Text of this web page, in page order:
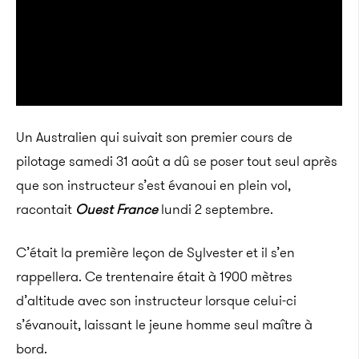
Un Australien qui suivait son premier cours de
pilotage samedi 31 août a dû se poser tout seul après
que son instructeur s’est évanoui en plein vol,
racontait Ouest Francelundi 2 septembre.
C’était la première leçon de Sylvester et il s’en
rappellera. Ce trentenaire était à 1900 mètres
d’altitude avec son instructeur lorsque celui-ci
s’évanouit, laissant le jeune homme seul maître à
bord.